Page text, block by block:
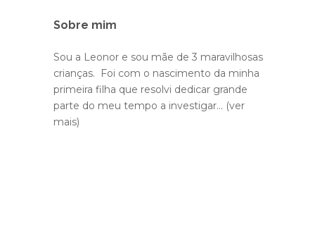
Sobre mim
Sou a Leonor e sou mãe de 3 maravilhosas
crianças. Foi com o nascimento da minha
primeira filha que resolvi dedicar grande
parte do meu tempo a investigar... (ver
mais)